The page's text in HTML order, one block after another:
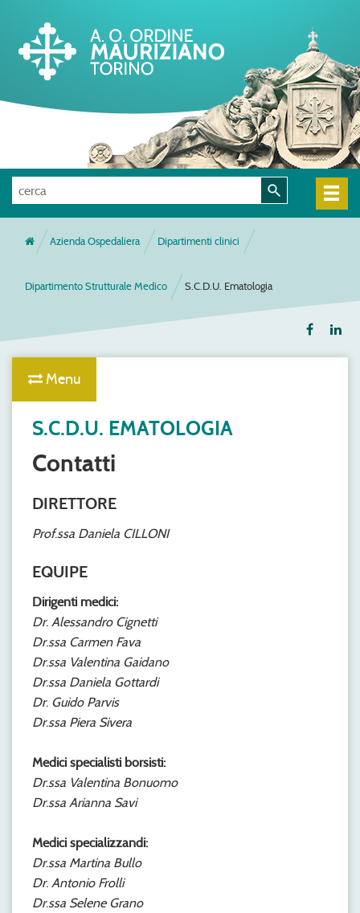
Azienda Ospedaliera Dipartimenti clinici
Dipartimento Strutturale Medico S.C.D.U. Ematologia
Menu
S.C.D.U. EMATOLOGIA
Contatti
DIRETTORE
Prof.ssa Daniela CILLONI
EQUIPE
Dirigenti medici:
Dr. Alessandro Cignetti
Dr.ssa Carmen Fava
Dr.ssa Valentina Gaidano
Dr.ssa Daniela Gottardi
Dr. Guido Parvis
Dr.ssa Piera Sivera
Medici specialisti borsisti:
Dr.ssa Valentina Bonuomo
Dr.ssa Arianna Savi
Medici specializzandi:
Dr.ssa Martina Bullo
Dr. Antonio Frolli
Dr.ssa Selene Grano